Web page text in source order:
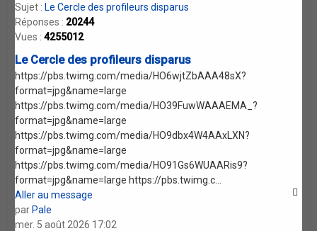
Sujet : Le Cercle des profileurs disparus
Réponses : 20244
Vues :4255012
Le Cercle des profileurs disparus
https://pbs.twimg.com/media/HO6wjtZbAAA48sX?
format=jpg&name=large
https://pbs.twimg.com/media/HO39FuwWAAAEMA_?
format=jpg&name=large
https://pbs.twimg.com/media/HO9dbx4W4AAxLXN?
format=jpg&name=large
https://pbs.twimg.com/media/HO91Gs6WUAARis9?
format=jpg&name=large https://pbs.twimg.c...
Aller au message
par Pale
mer. 5 août 2026 17:02